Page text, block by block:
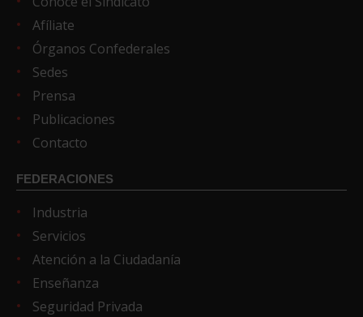
Afíliate
Órganos Confederales
Sedes
Prensa
Publicaciones
Contacto
FEDERACIONES
Industria
Servicios
Atención a la Ciudadanía
Enseñanza
Seguridad Privada